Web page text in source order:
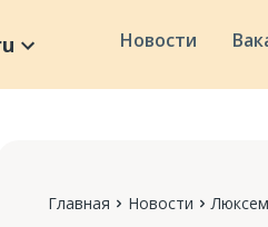
Новости
Главная Новости